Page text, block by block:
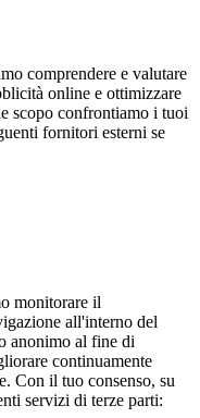
comprendere e valutare
online e ottimizzare
scopo confrontiamo i tuoi
fornitori esterni se
monitorare il
all'interno del
anonimo al fine di
continuamente
Con il tuo consenso, su
servizi di terze parti: